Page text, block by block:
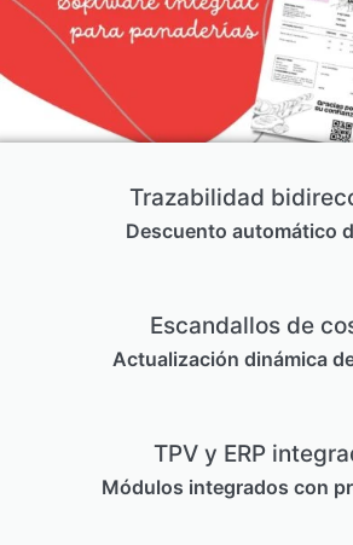
Trazabilidad
Descuento automático
Escandallos de
Actualización dinámica
TPV y ERP
Módulos integrados con